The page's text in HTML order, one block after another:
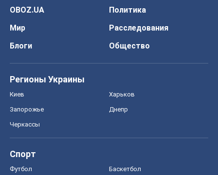
OBOZ.UA
Политика
Мир
Расследования
Блоги
Общество
Регионы Украины
Киев Харьков
Запорожье Днепр
Черкассы
Спорт
Футбол Баскетбол